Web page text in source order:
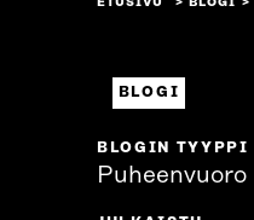
BLOGI
BLOGIN TYYPPI
Puheenvuoro